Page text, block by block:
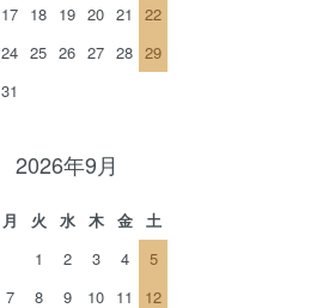
17 18 19 20 21
22
24 25 26 27 28 29
31
2026年9月
月 火 水 木 金
土
1
2 3 4
5
7 8 9 10 11
12